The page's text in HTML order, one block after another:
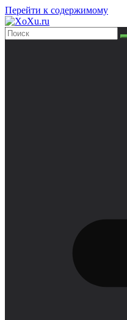
Перейти к содержимому